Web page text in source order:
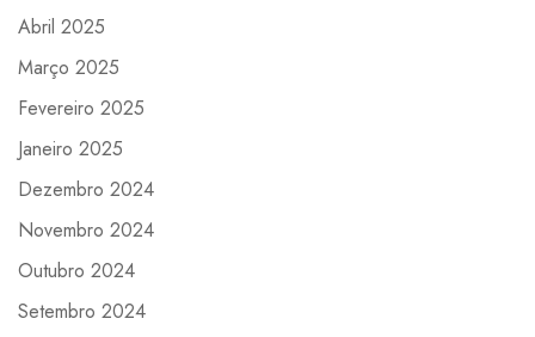
Abril 2025
Março 2025
Fevereiro 2025
Janeiro 2025
Dezembro 2024
Novembro 2024
Outubro 2024
Setembro 2024